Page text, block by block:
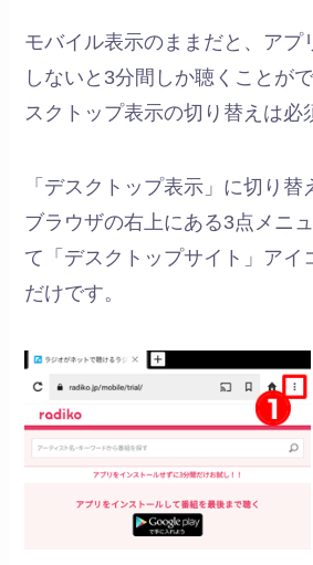
モバイル表示のままだと、アプ
しないと3分間しか聴くことが
スクトップ表示の切り替えは必
「デスクトップ表示」に切り
ブラウザの右上にある3点メニ
て「デスクトップサイト」アイ
だけです。